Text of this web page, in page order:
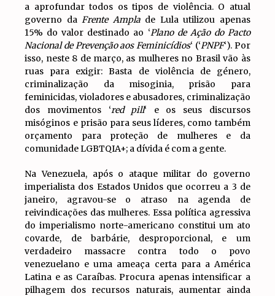
a aprofundar todos os tipos de violência. O atual
governo da Frente Amplade Lula utilizou apenas
15% do valor destinado ao ‘Plano de Ação do Pacto
Nacional de Prevenção aos Feminicídios‘ (‘PNPF‘). Por
isso, neste 8 de março, as mulheres no Brasil vão às
ruas para exigir: Basta de violência de género,
criminalização da misoginia, prisão para
feminicidas, violadores e abusadores, criminalização
dos movimentos ‘red pill‘ e os seus discursos
misóginos e prisão para seus líderes, como também
orçamento para proteção de mulheres e da
comunidade LGBTQIA+; a dívida é com a gente.
Na Venezuela, após o ataque militar do governo
imperialista dos Estados Unidos que ocorreu a 3 de
janeiro, agravou-se o atraso na agenda de
reivindicações das mulheres. Essa política agressiva
do imperialismo norte-americano constitui um ato
covarde, de barbárie, desproporcional, e um
verdadeiro massacre contra todo o povo
venezuelano e uma ameaça certa para a América
Latina e as Caraíbas. Procura apenas intensificar a
pilhagem dos recursos naturais, aumentar ainda